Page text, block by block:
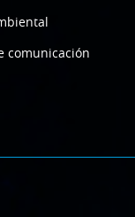
comunicación